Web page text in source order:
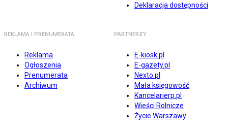
Deklaracja dostępności
REKLAMA I PRENUMERATA
Reklama
Ogłoszenia
Prenumerata
Archiwum
PARTNERZY
E-kiosk.pl
E-gazety.pl
Nexto.pl
Mała księgowość
Kancelarierp.pl
Wieści Rolnicze
Życie Warszawy